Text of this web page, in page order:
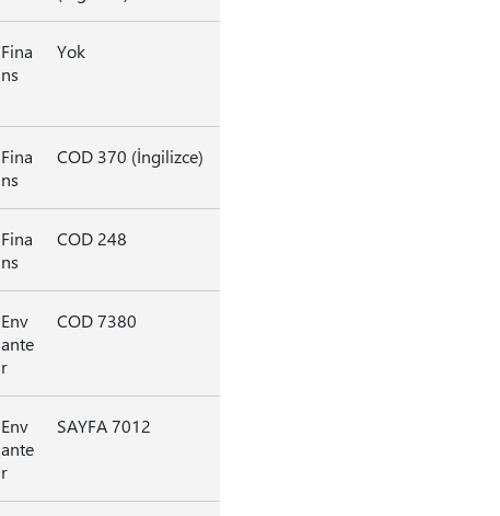
Fina
ns
Yok
Fina
ns
COD 370 (İngilizce)
Fina
ns
COD 248
Env
ante
r
COD 7380
Env
ante
r
SAYFA 7012